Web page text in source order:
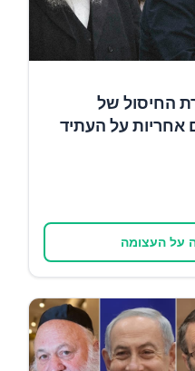
החיסול של
אחריות על העתיד
על העצומה